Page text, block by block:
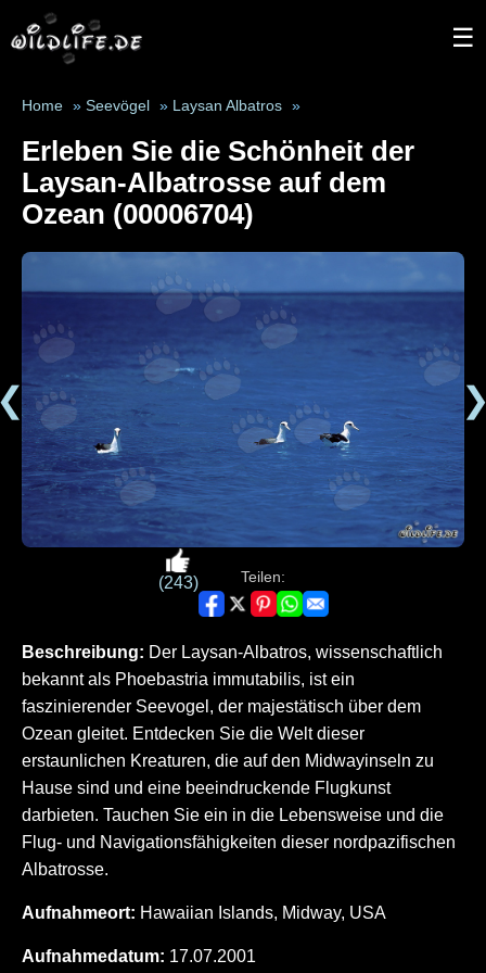
☰
Home » Seevögel » Laysan Albatros »
Erleben Sie die Schönheit der
Laysan-Albatrosse auf dem
Ozean (00006704)
(243) Teilen:
Beschreibung: Der Laysan-Albatros, wissenschaftlich
bekannt als Phoebastria immutabilis, ist ein
faszinierender Seevogel, der majestätisch über dem
Ozean gleitet. Entdecken Sie die Welt dieser
erstaunlichen Kreaturen, die auf den Midwayinseln zu
Hause sind und eine beeindruckende Flugkunst
darbieten. Tauchen Sie ein in die Lebensweise und die
Flug- und Navigationsfähigkeiten dieser nordpazifischen
Albatrosse.
Aufnahmeort: Hawaiian Islands, Midway, USA
Aufnahmedatum: 17.07.2001